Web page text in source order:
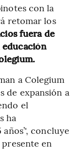
con la
retomar los
fuera de
a Colegium
de expansión a
el
ha
concluye
presente en